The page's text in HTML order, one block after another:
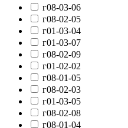
г08-03-06
г08-02-05
г01-03-04
г01-03-07
г08-02-09
г01-02-02
г08-01-05
г08-02-03
г01-03-05
г08-02-08
г08-01-04